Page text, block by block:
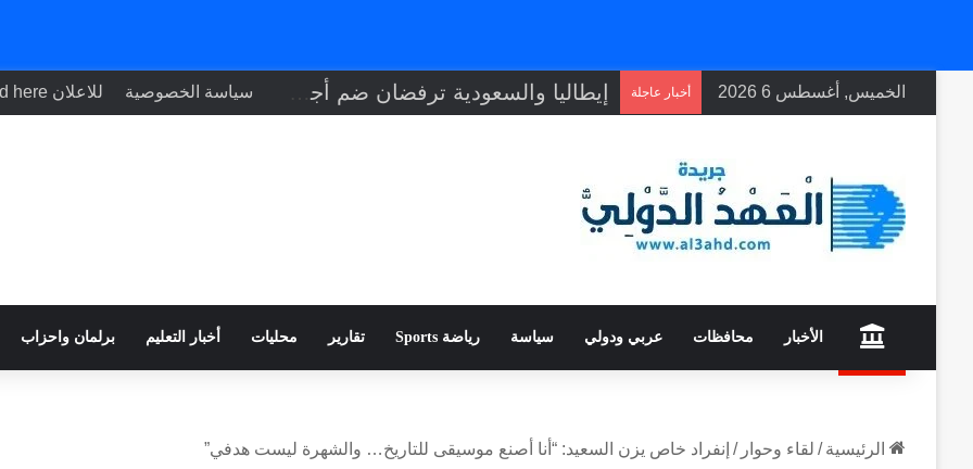
الخميس, أغسطس 6 2026 أخبار عاجلة إيطاليا والسعودية ترفضان ضم أجزاء من الضفة الغربية وفرض قيود في هرمز سياسة الخصوصية للاعلان Your ad here
الأخبار محافظات عربي ودولي سياسة رياضة Sports تقارير محليات أخبار التعليم برلمان واحزاب
الرئيسية / لقاء وحوار / إنفراد خاص يزن السعيد: “أنا أصنع موسيقى للتاريخ… والشهرة ليست هدفي”